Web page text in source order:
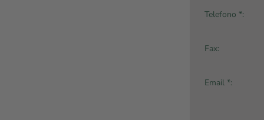
Telefono *:
Fax:
Email *: